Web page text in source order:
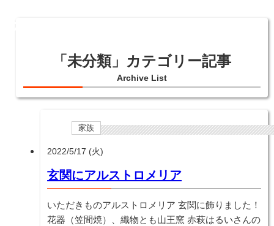
「未分類」カテゴリー記事
Archive List
家族
2022/5/17 (火)
玄関にアルストロメリア
いただきものアルストロメリア 玄関に飾りました！
花器（笠間焼）、織物とも山王窯 赤萩はるいさんの